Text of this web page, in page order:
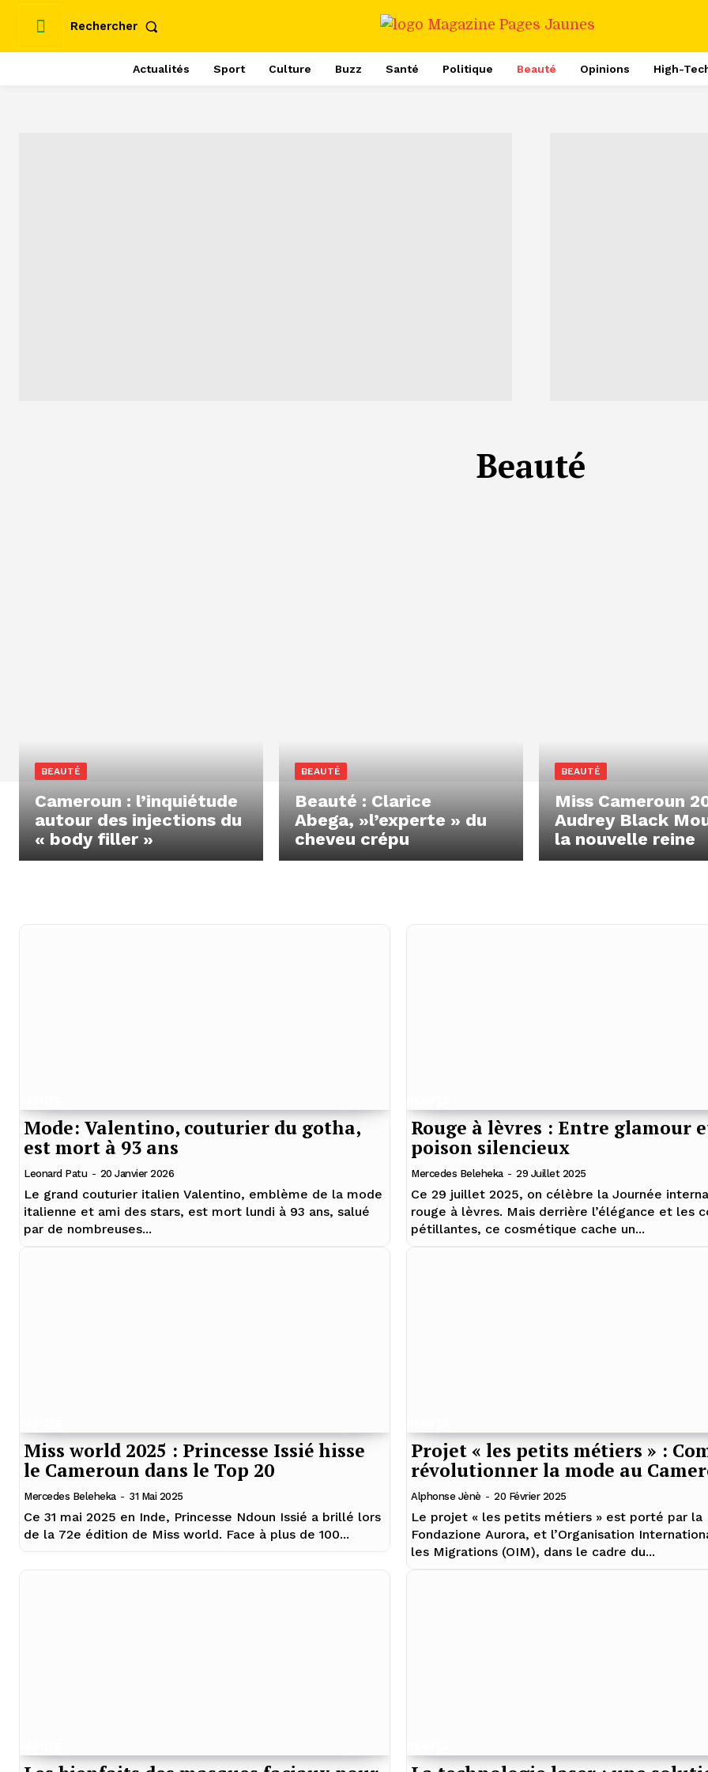
Rechercher
Actualités Sport Culture Buzz Santé Politique Beauté Opinions High-
Beauté
BEAUTÉ
Cameroun : l’inquiétude
autour des injections du
« body filler »
BEAUTÉ
Beauté : Clarice
Abega, »l’experte » du
cheveu crépu
BEAUTÉ
Miss Cameroun
Audrey Black
la nouvelle reine
Mode: Valentino, couturier du gotha,
est mort à 93 ans
Leonard Patu - 20 Janvier 2026
Le grand couturier italien Valentino, emblème de la mode
italienne et ami des stars, est mort lundi à 93 ans, salué
par de nombreuses...
Rouge à lèvres : Entre glamour
poison silencieux
Mercedes Beleheka - 29 Juillet 2025
Ce 29 juillet 2025, on célèbre la Journée
rouge à lèvres. Mais derrière l’élégance et les
pétillantes, ce cosmétique cache un...
Miss world 2025 : Princesse Issié hisse
le Cameroun dans le Top 20
Mercedes Beleheka - 31 Mai 2025
Ce 31 mai 2025 en Inde, Princesse Ndoun Issié a brillé lors
de la 72e édition de Miss world. Face à plus de 100...
Projet « les petits métiers » :
révolutionner la mode au
Alphonse Jènè - 20 Février 2025
Le projet « les petits métiers » est porté par la
Fondazione Aurora, et l’Organisation
les Migrations (OIM), dans le cadre du...